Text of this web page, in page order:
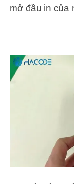
mở đầu in của